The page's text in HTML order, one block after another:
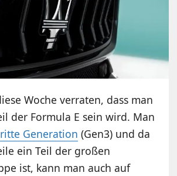
Woche verraten, dass man
der Formula E sein wird. Man
Generation (Gen3) und da
ein Teil der großen
ist, kann man auch auf